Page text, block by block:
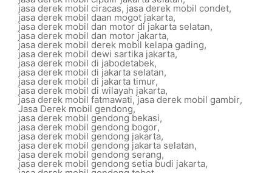
jasa derek mobil ciracas, jasa derek mobil condet,
jasa derek mobil daan mogot jakarta,
jasa derek mobil dan motor di jakarta selatan,
jasa derek mobil dan motor jakarta,
jasa derek mobil derek mobil kelapa gading,
jasa derek mobil dewi sartika jakarta,
jasa derek mobil di jabodetabek,
jasa derek mobil di jakarta selatan,
jasa derek mobil di jakarta timur,
jasa derek mobil di wilayah jakarta,
jasa derek mobil fatmawati,jasa derek mobil gambir,
Jasa Derek mobil gendong,
jasa derek mobil gendong bekasi,
jasa derek mobil gendong bogor,
jasa derek mobil gendong jakarta,
jasa derek mobil gendong jakarta selatan,
jasa derek mobil gendong serang,
jasa derek mobil gendong setia budi jakarta,